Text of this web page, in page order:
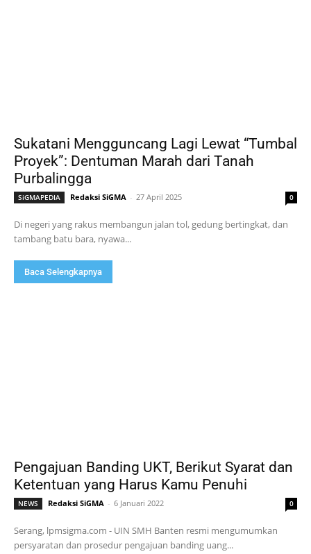
Sukatani Mengguncang Lagi Lewat “Tumbal
Proyek”: Dentuman Marah dari Tanah
Purbalingga
SiGMAPEDIA Redaksi SiGMA - 27 April 2025 0
Di negeri yang rakus membangun jalan tol, gedung bertingkat, dan
tambang batu bara, nyawa...
Baca Selengkapnya
Pengajuan Banding UKT, Berikut Syarat dan
Ketentuan yang Harus Kamu Penuhi
NEWS Redaksi SiGMA - 6 Januari 2022 0
Serang, lpmsigma.com - UIN SMH Banten resmi mengumumkan
persyaratan dan prosedur pengajuan banding uang...